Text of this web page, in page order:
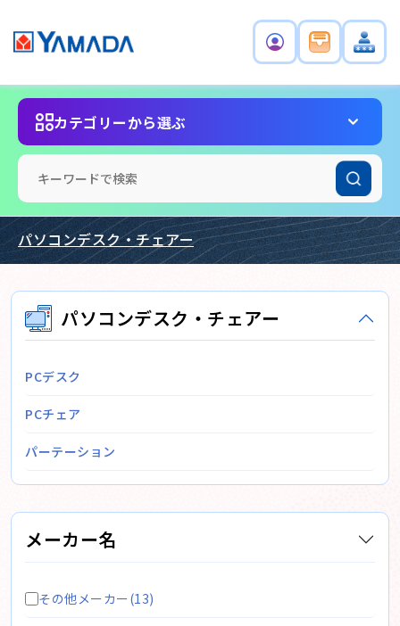
カテゴリーから選ぶ
パソコンデスク・チェアー
パソコンデスク・チェアー
PCデスク
PCチェア
パーテーション
メーカー名
その他メーカー(13)